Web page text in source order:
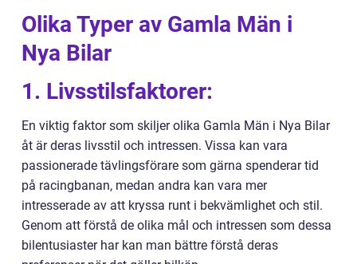
Olika Typer av Gamla Män i
Nya Bilar
1. Livsstilsfaktorer:
En viktig faktor som skiljer olika Gamla Män i Nya Bilar
åt är deras livsstil och intressen. Vissa kan vara
passionerade tävlingsförare som gärna spenderar tid
på racingbanan, medan andra kan vara mer
intresserade av att kryssa runt i bekvämlighet och stil.
Genom att förstå de olika mål och intressen som dessa
bilentusiaster har kan man bättre förstå deras